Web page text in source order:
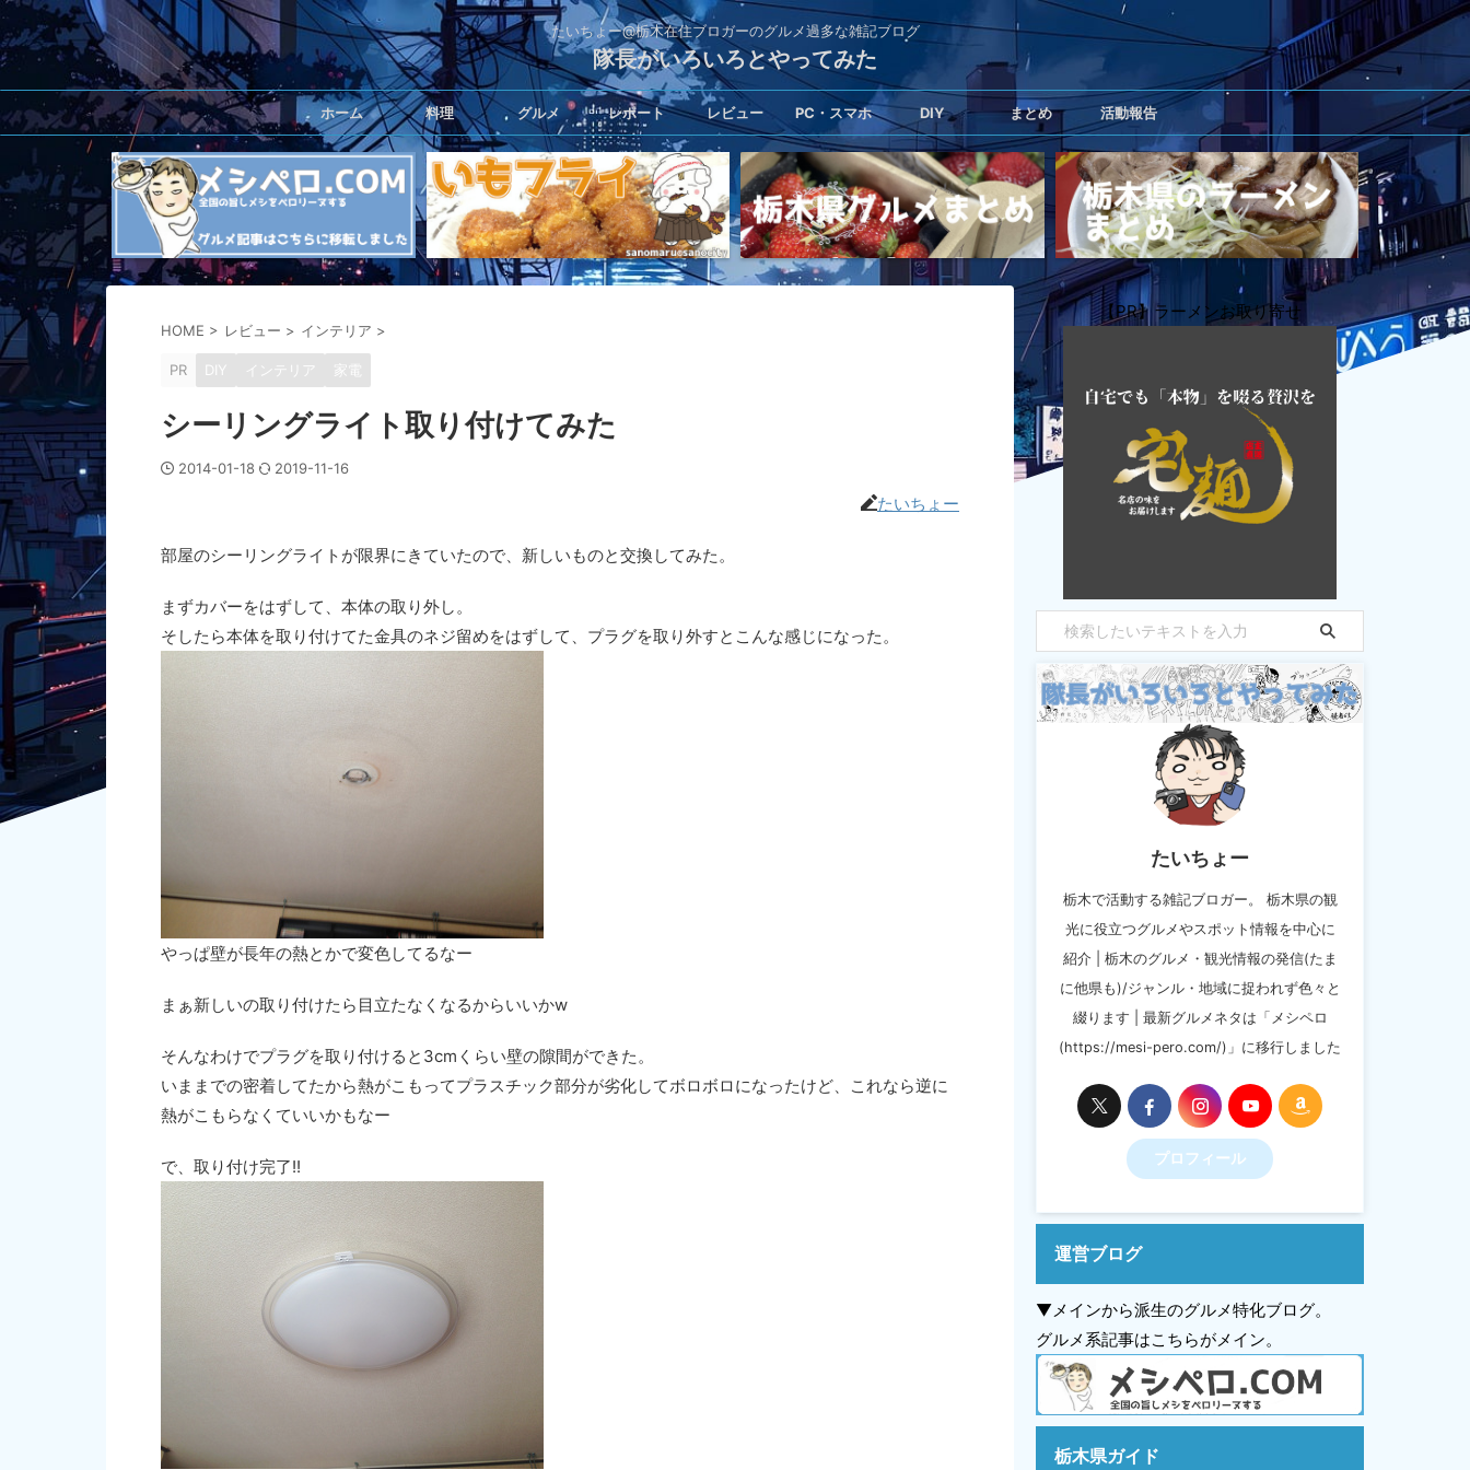
たいちょー@栃木在住ブロガーのグルメ過多な雑記ブログ
隊長がいろいろとやってみた
ホーム 料理 グルメ レポート レビュー PC・スマホ DIY まとめ 活動報告
HOME > レビュー > インテリア >
PR DIY インテリア 家電
シーリングライト取り付けてみた
2014-01-18 2019-11-16
たいちょー
部屋のシーリングライトが限界にきていたので、新しいものと交換してみた。
まずカバーをはずして、本体の取り外し。
そしたら本体を取り付けてた金具のネジ留めをはずして、プラグを取り外すとこんな感じになった。
やっぱ壁が長年の熱とかで変色してるなー
まぁ新しいの取り付けたら目立たなくなるからいいかw
そんなわけでプラグを取り付けると3cmくらい壁の隙間ができた。
いままでの密着してたから熱がこもってプラスチック部分が劣化してボロボロになったけど、これなら逆に
熱がこもらなくていいかもなー
で、取り付け完了!!
【PR】ラーメンお取り寄せ
たいちょー
栃木で活動する雑記ブロガー。 栃木県の観
光に役立つグルメやスポット情報を中心に
紹介 | 栃木のグルメ・観光情報の発信(たま
に他県も)/ジャンル・地域に捉われず色々と
綴ります | 最新グルメネタは「メシペロ
(https://mesi-pero.com/)」に移行しました
プロフィール
運営ブログ
▼メインから派生のグルメ特化ブログ。
グルメ系記事はこちらがメイン。
栃木県ガイド